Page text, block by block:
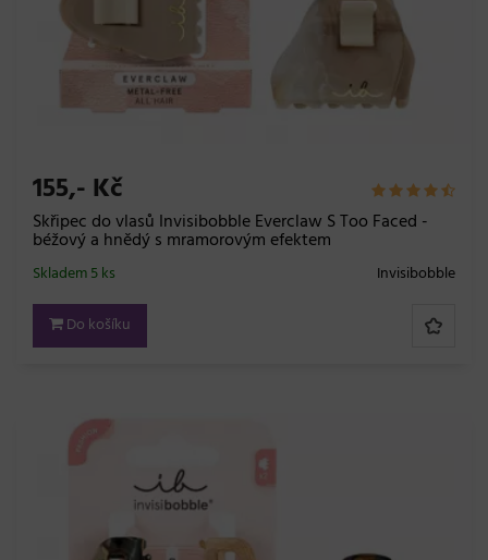
155,- Kč
Skřipec do vlasů Invisibobble Everclaw S Too Faced -
béžový a hnědý s mramorovým efektem
Invisibobble
Skladem 5 ks
Do košíku